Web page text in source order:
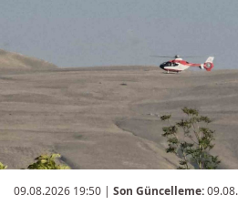
09.08.2026 19:50 | Son Güncelleme: